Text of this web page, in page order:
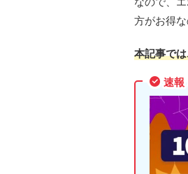
方がお得な
本記事で
速報